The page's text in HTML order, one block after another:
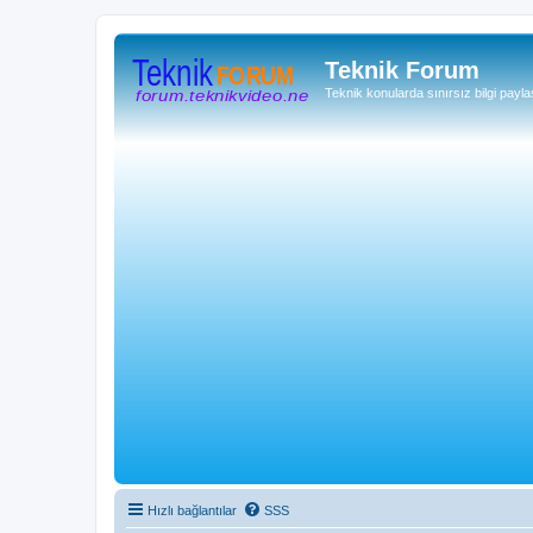
Teknik Forum
Teknik konularda sınırsız bilgi
Hızlı bağlantılar SSS